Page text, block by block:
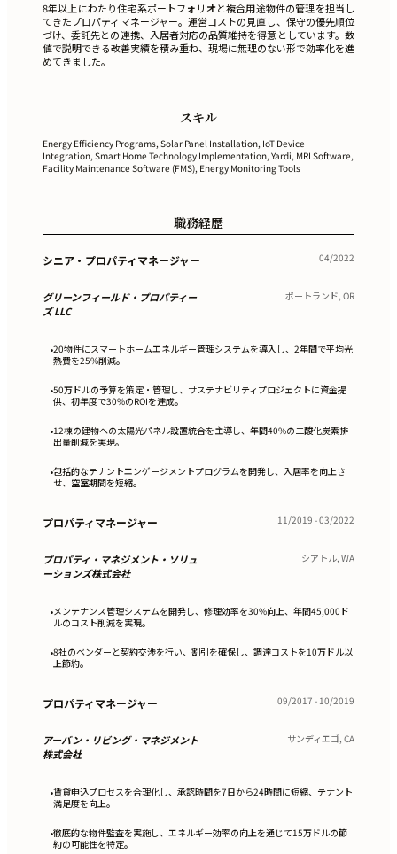
8年以上にわたり住宅系ポートフォリオと複合用途物件の管理を担当し
てきたプロパティマネージャー。運営コストの見直し、保守の優先順位
づけ、委託先との連携、入居者対応の品質維持を得意としています。数
値で説明できる改善実績を積み重ね、現場に無理のない形で効率化を進
めてきました。
スキル
Energy Efficiency Programs, Solar Panel Installation, IoT Device
Integration, Smart Home Technology Implementation, Yardi, MRI Software,
Facility Maintenance Software (FMS), Energy Monitoring Tools
職務経歴
シニア・プロパティマネージャー 04/2022
グリーンフィールド・プロパティー
ズ LLC
ポートランド, OR
•20物件にスマートホームエネルギー管理システムを導入し、2年間で平均光
熱費を25%削減。
•50万ドルの予算を策定・管理し、サステナビリティプロジェクトに資金提
供、初年度で30%のROIを達成。
•12棟の建物への太陽光パネル設置統合を主導し、年間40%の二酸化炭素排
出量削減を実現。
•包括的なテナントエンゲージメントプログラムを開発し、入居率を向上さ
せ、空室期間を短縮。
プロパティマネージャー 11/2019 - 03/2022
プロパティ・マネジメント・ソリュ
ーションズ株式会社
シアトル, WA
•メンテナンス管理システムを開発し、修理効率を30%向上、年間45,000ド
ルのコスト削減を実現。
•8社のベンダーと契約交渉を行い、割引を確保し、調達コストを10万ドル以
上節約。
プロパティマネージャー 09/2017 - 10/2019
アーバン・リビング・マネジメント
株式会社
サンディエゴ, CA
•賃貸申込プロセスを合理化し、承認時間を7日から24時間に短縮、テナント
満足度を向上。
•徹底的な物件監査を実施し、エネルギー効率の向上を通じて15万ドルの節
約の可能性を特定。